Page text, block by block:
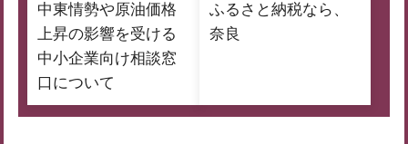
中東情勢や原油価格
上昇の影響を受ける
中小企業向け相談窓
口について
ふるさと納税なら、
奈良